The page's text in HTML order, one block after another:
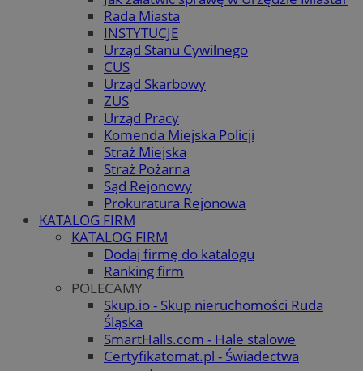
Rada Miasta
INSTYTUCJE
Urząd Stanu Cywilnego
CUS
Urząd Skarbowy
ZUS
Urząd Pracy
Komenda Miejska Policji
Straż Miejska
Straż Pożarna
Sąd Rejonowy
Prokuratura Rejonowa
KATALOG FIRM
KATALOG FIRM
Dodaj firmę do katalogu
Ranking firm
POLECAMY
Skup.io - Skup nieruchomości Ruda
Śląska
SmartHalls.com - Hale stalowe
Certyfikatomat.pl - Świadectwa